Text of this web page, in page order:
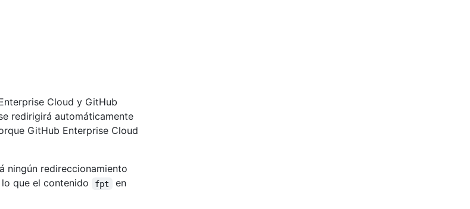
Cloud y GitHub
redirigirá automáticamente
GitHub Enterprise Cloud
ningún redireccionamiento
que el contenido fpt en